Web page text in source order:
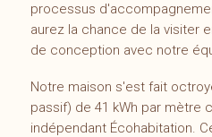
processus
aurez la chance de la visiter
de conception avec notre
Notre maison s'est fait
passif) de 41 kWh par mètre
indépendant Écohabitation.